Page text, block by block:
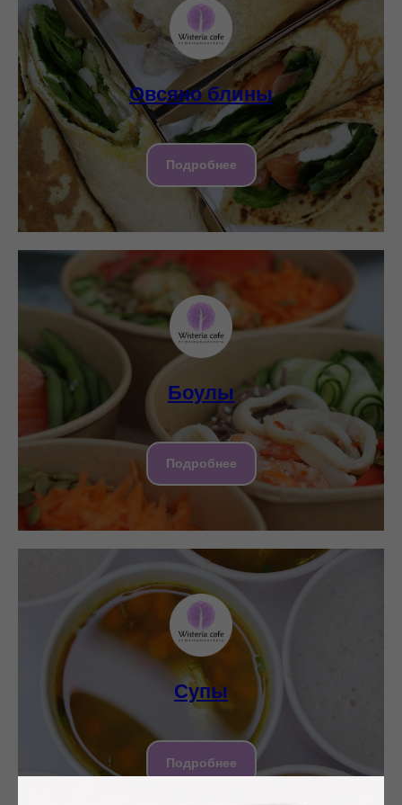
Овсяно блины
Подробнее
Боулы
Подробнее
Супы
Подробнее